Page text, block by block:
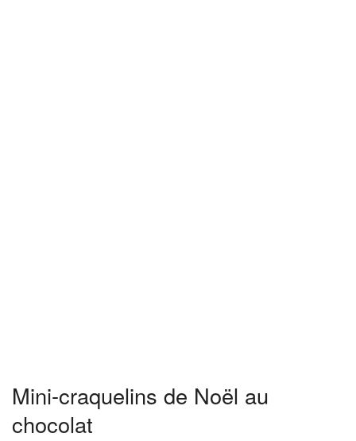
Mini-craquelins de Noël au
chocolat